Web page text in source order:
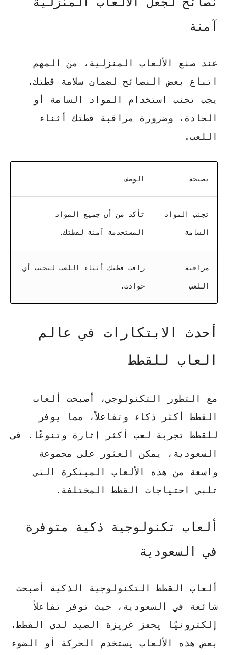
آمنة
عند صنع الألعاب المنزلية، من المهم
اتباع بعض النصائح لضمان سلامة قطتك.
يجب تجنب استخدام المواد السامة أو
الحادة، وضرورة مراقبة قطتك أثناء
اللعب.
نصيحة الوصف
تجنب المواد
السامة
تأكد من أن جميع المواد
المستخدمة آمنة لقطتك.
مراقبة
اللعب
راقب قطتك أثناء اللعب لتجنب أي
حوادث.
أحدث الابتكارات في عالم
العاب للقطط
مع التطور التكنولوجي، أصبحت ألعاب
القطط أكثر ذكاء وتفاعلاً، مما يوفر
للقطط تجربة لعب أكثر إثارة وتنوعًا. في
السعودية، يمكن العثور على مجموعة
واسعة من هذه الألعاب المبتكرة التي
تلبي احتياجات القطط المختلفة.
ألعاب تكنولوجية ذكية متوفرة
في السعودية
ألعاب القطط التكنولوجية الذكية أصبحت
شائعة في السعودية، حيث توفر تفاعلاً
إلكترونيًا يحفز غريزة الصيد لدى القطط.
بعض هذه الألعاب يستخدم الحركة أو الضوء